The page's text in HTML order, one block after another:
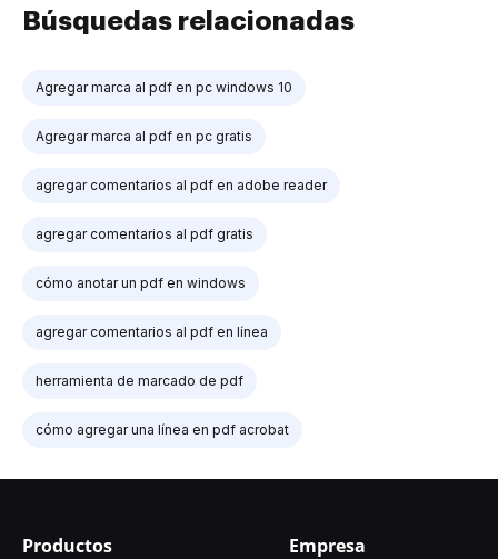
Búsquedas relacionadas
Agregar marca al pdf en pc windows 10
Agregar marca al pdf en pc gratis
agregar comentarios al pdf en adobe reader
agregar comentarios al pdf gratis
cómo anotar un pdf en windows
agregar comentarios al pdf en línea
herramienta de marcado de pdf
cómo agregar una línea en pdf acrobat
Productos Empresa